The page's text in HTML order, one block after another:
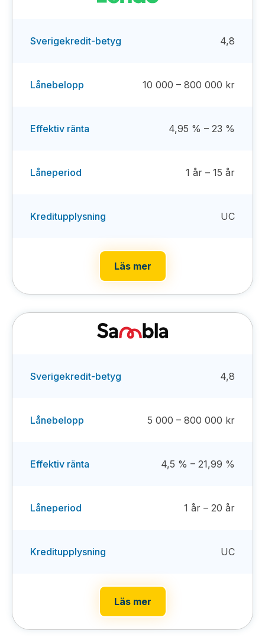
Sverigekredit-betyg 4,8
Lånebelopp 10 000 – 800 000 kr
Effektiv ränta 4,95 % – 23 %
Låneperiod 1 år – 15 år
Kreditupplysning UC
Läs mer
Sverigekredit-betyg 4,8
Lånebelopp 5 000 – 800 000 kr
Effektiv ränta 4,5 % – 21,99 %
Låneperiod 1 år – 20 år
Kreditupplysning UC
Läs mer